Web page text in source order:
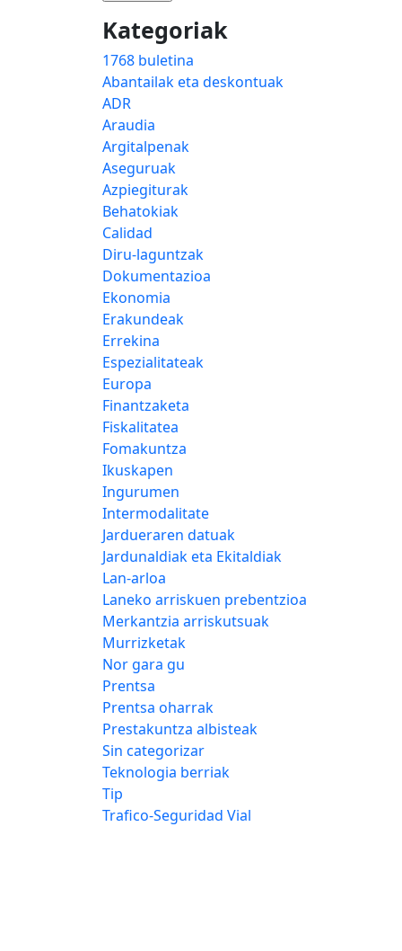
Kategoriak
1768 buletina
Abantailak eta deskontuak
ADR
Araudia
Argitalpenak
Aseguruak
Azpiegiturak
Behatokiak
Calidad
Diru-laguntzak
Dokumentazioa
Ekonomia
Erakundeak
Errekina
Espezialitateak
Europa
Finantzaketa
Fiskalitatea
Fomakuntza
Ikuskapen
Ingurumen
Intermodalitate
Jardueraren datuak
Jardunaldiak eta Ekitaldiak
Lan-arloa
Laneko arriskuen prebentzioa
Merkantzia arriskutsuak
Murrizketak
Nor gara gu
Prentsa
Prentsa oharrak
Prestakuntza albisteak
Sin categorizar
Teknologia berriak
Tip
Trafico-Seguridad Vial